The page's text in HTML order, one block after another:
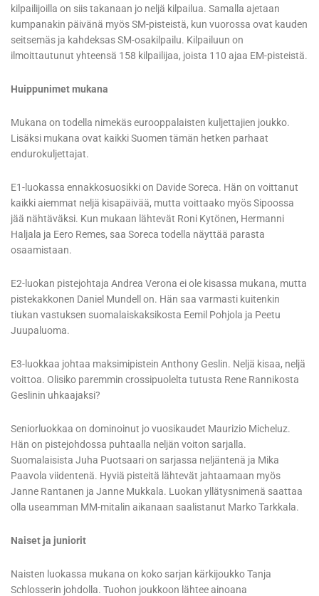
kilpailijoilla on siis takanaan jo neljä kilpailua. Samalla ajetaan
kumpanakin päivänä myös SM-pisteistä, kun vuorossa ovat kauden
seitsemäs ja kahdeksas SM-osakilpailu. Kilpailuun on
ilmoittautunut yhteensä 158 kilpailijaa, joista 110 ajaa EM-pisteistä.
Huippunimet mukana
Mukana on todella nimekäs eurooppalaisten kuljettajien joukko.
Lisäksi mukana ovat kaikki Suomen tämän hetken parhaat
endurokuljettajat.
E1-luokassa ennakkosuosikki on Davide Soreca. Hän on voittanut
kaikki aiemmat neljä kisapäivää, mutta voittaako myös Sipoossa
jää nähtäväksi. Kun mukaan lähtevät Roni Kytönen, Hermanni
Haljala ja Eero Remes, saa Soreca todella näyttää parasta
osaamistaan.
E2-luokan pistejohtaja Andrea Verona ei ole kisassa mukana, mutta
pistekakkonen Daniel Mundell on. Hän saa varmasti kuitenkin
tiukan vastuksen suomalaiskaksikosta Eemil Pohjola ja Peetu
Juupaluoma.
E3-luokkaa johtaa maksimipistein Anthony Geslin. Neljä kisaa, neljä
voittoa. Olisiko paremmin crossipuolelta tutusta Rene Rannikosta
Geslinin uhkaajaksi?
Seniorluokkaa on dominoinut jo vuosikaudet Maurizio Micheluz.
Hän on pistejohdossa puhtaalla neljän voiton sarjalla.
Suomalaisista Juha Puotsaari on sarjassa neljäntenä ja Mika
Paavola viidentenä. Hyviä pisteitä lähtevät jahtaamaan myös
Janne Rantanen ja Janne Mukkala. Luokan yllätysnimenä saattaa
olla useamman MM-mitalin aikanaan saalistanut Marko Tarkkala.
Naiset ja juniorit
Naisten luokassa mukana on koko sarjan kärkijoukko Tanja
Schlosserin johdolla. Tuohon joukkoon lähtee ainoana